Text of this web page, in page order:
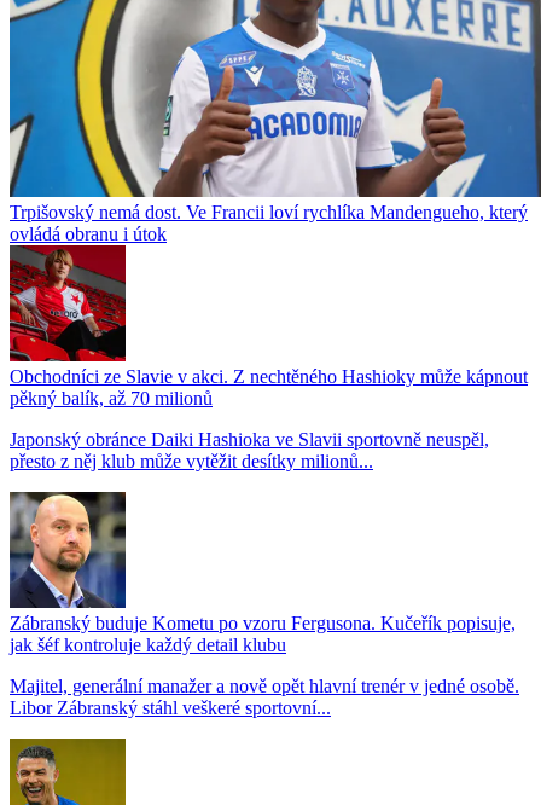
Trpišovský nemá dost. Ve Francii loví rychlíka Mandengueho, který
ovládá obranu i útok
Obchodníci ze Slavie v akci. Z nechtěného Hashioky může kápnout
pěkný balík, až 70 milionů
Japonský obránce Daiki Hashioka ve Slavii sportovně neuspěl,
přesto z něj klub může vytěžit desítky milionů...
Zábranský buduje Kometu po vzoru Fergusona. Kučeřík popisuje,
jak šéf kontroluje každý detail klubu
Majitel, generální manažer a nově opět hlavní trenér v jedné osobě.
Libor Zábranský stáhl veškeré sportovní...